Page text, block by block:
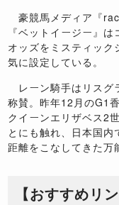
豪競馬メディア『
『ベットイージー』
オッズをミスティック
気に設定している。
レーン騎手はリスグ
称賛。昨年12月のG1
クイーンエリザベス2
とにも触れ、日本国
距離をこなしてきた万
【おすすめリン